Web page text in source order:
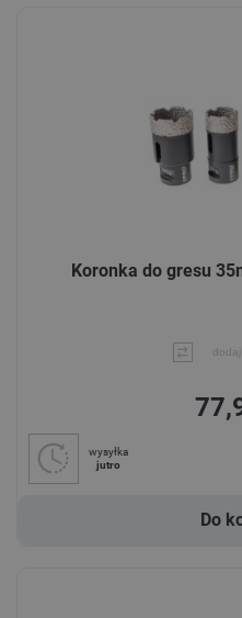
Koronka do gresu
wysyłka
jutro
Do